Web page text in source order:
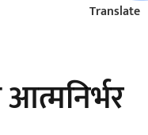
Translate